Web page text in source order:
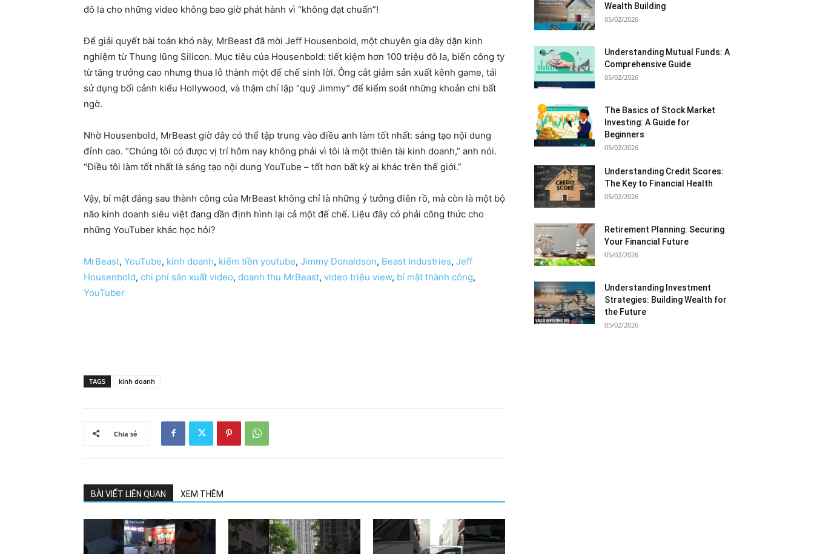
đô la cho những video không bao giờ phát hành vì “không đạt chuẩn”!
Để giải quyết bài toán khó này, MrBeast đã mời Jeff Housenbold, một chuyên gia dày dặn kinh
nghiệm từ Thung lũng Silicon. Mục tiêu của Housenbold: tiết kiệm hơn 100 triệu đô la, biến công ty
từ tăng trưởng cao nhưng thua lỗ thành một đế chế sinh lời. Ông cắt giảm sản xuất kênh game, tái
sử dụng bối cảnh kiểu Hollywood, và thậm chí lập “quỹ Jimmy” để kiểm soát những khoản chi bất
ngờ.
Nhờ Housenbold, MrBeast giờ đây có thể tập trung vào điều anh làm tốt nhất: sáng tạo nội dung
đỉnh cao. “Chúng tôi có được vị trí hôm nay không phải vì tôi là một thiên tài kinh doanh,” anh nói.
“Điều tôi làm tốt nhất là sáng tạo nội dung YouTube – tốt hơn bất kỳ ai khác trên thế giới.”
Vậy, bí mật đằng sau thành công của MrBeast không chỉ là những ý tưởng điên rồ, mà còn là một bộ
não kinh doanh siêu việt đang dần định hình lại cả một đế chế. Liệu đây có phải công thức cho
những YouTuber khác học hỏi?
MrBeast, YouTube, kinh doanh, kiếm tiền youtube, Jimmy Donaldson, Beast Industries, Jeff
Housenbold, chi phí sản xuất video, doanh thu MrBeast, video triệu view, bí mật thành công,
YouTuber
TAGS kinh doanh
Chia sẻ
BÀI VIẾT LIÊN QUAN XEM THÊM
Wealth Building
05/02/2026
Understanding Mutual Funds: A
Comprehensive Guide
05/02/2026
The Basics of Stock Market
Investing: A Guide for
Beginners
05/02/2026
Understanding Credit Scores:
The Key to Financial Health
05/02/2026
Retirement Planning: Securing
Your Financial Future
05/02/2026
Understanding Investment
Strategies: Building Wealth for
the Future
05/02/2026